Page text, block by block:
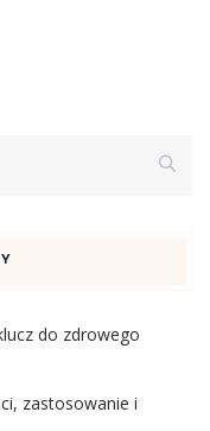
do zdrowego
zastosowanie i